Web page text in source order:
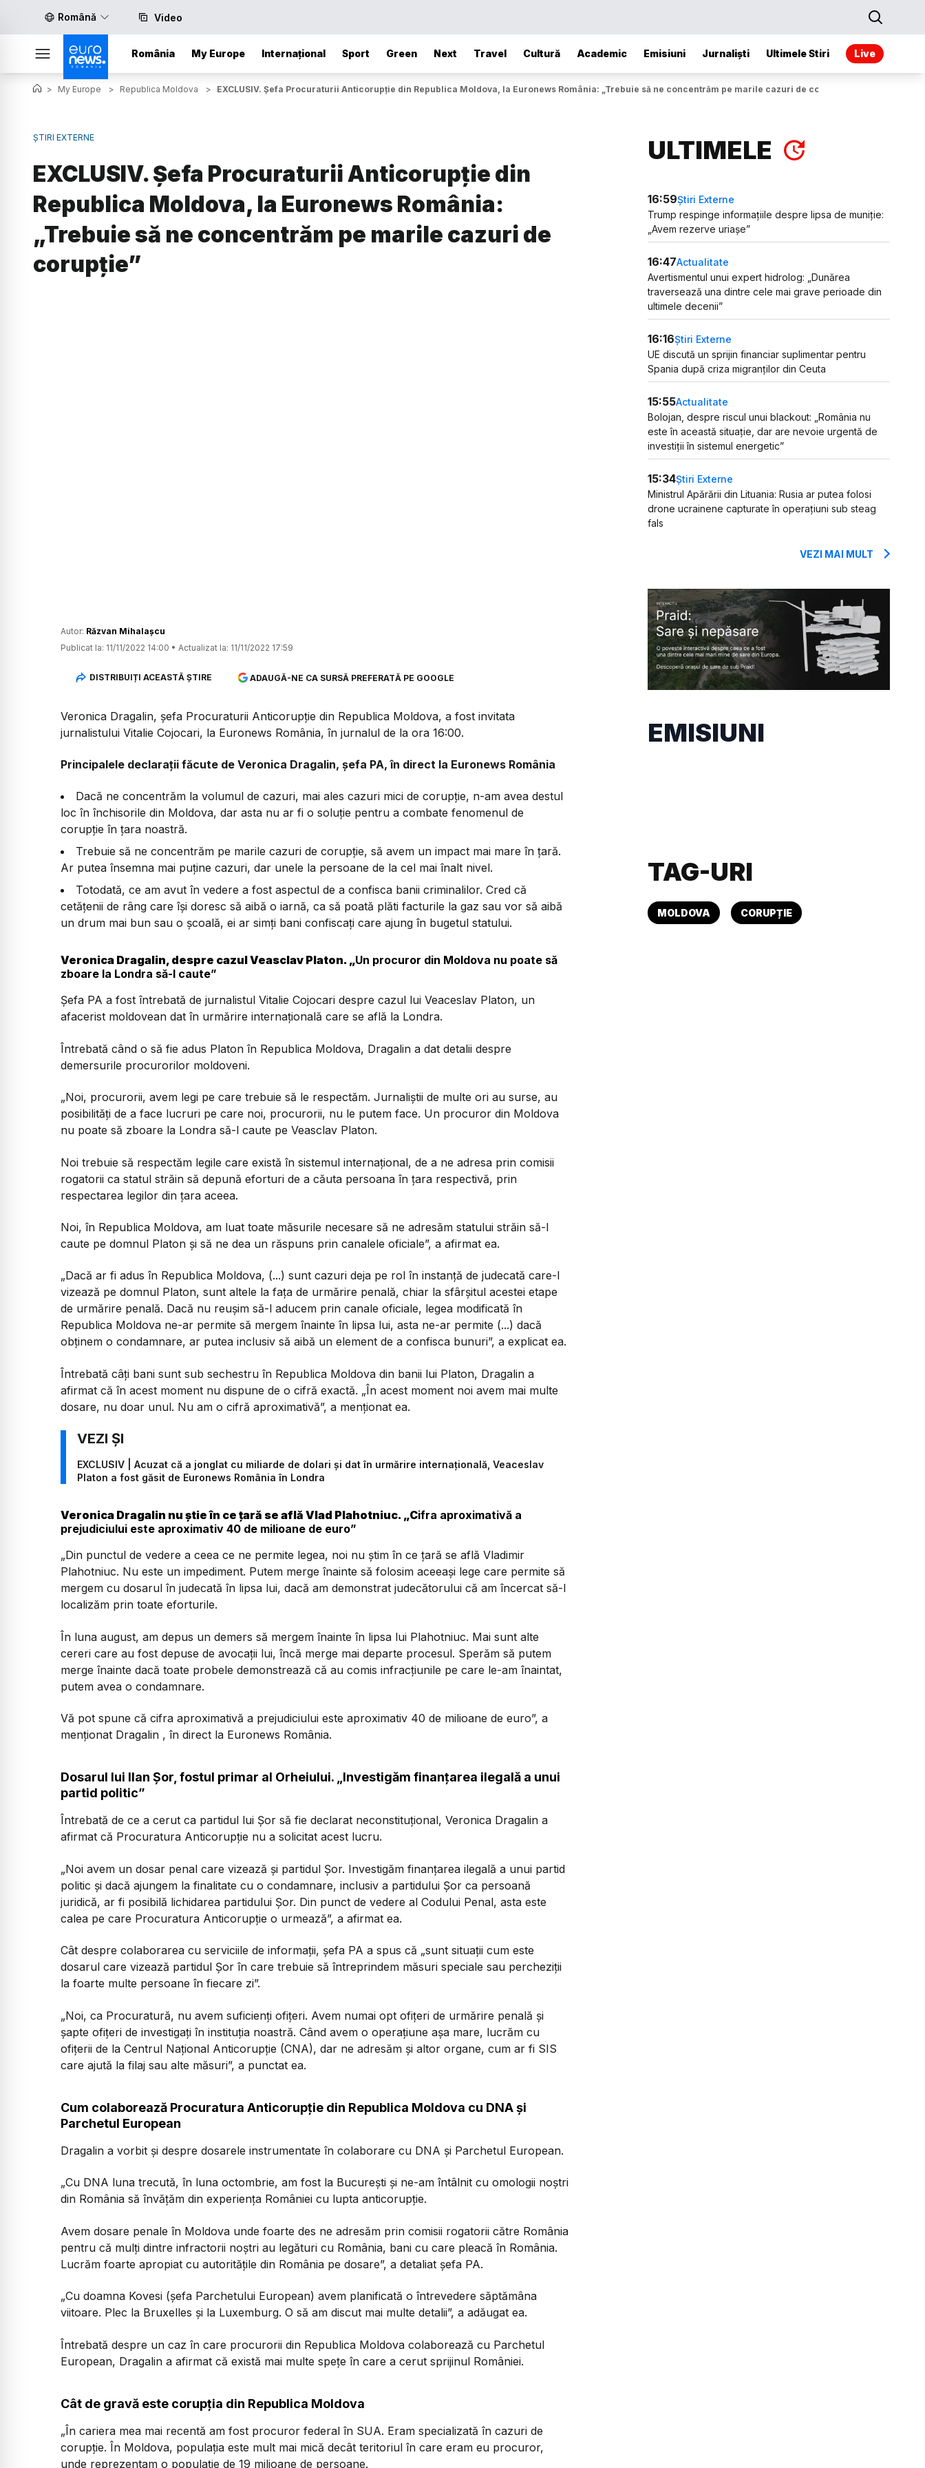
Română Video
România My Europe Internațional Sport Green Next Travel Cultură Academic Emisiuni Jurnaliști Ultimele Stiri Live
> My Europe > Republica Moldova > EXCLUSIV. Șefa Procuraturii Anticorupție din Republica Moldova, la Euronews România: „Trebuie să ne concentrăm pe marile cazuri de corupție”
ȘTIRI EXTERNE
EXCLUSIV. Șefa Procuraturii Anticorupție din
Republica Moldova, la Euronews România:
„Trebuie să ne concentrăm pe marile cazuri de
corupție”
Autor: Răzvan Mihalașcu
Publicat la: 11/11/2022 14:00 • Actualizat la: 11/11/2022 17:59
DISTRIBUIȚI ACEASTĂ ȘTIRE ADAUGĂ-NE CA SURSĂ PREFERATĂ PE GOOGLE
Veronica Dragalin, șefa Procuraturii Anticorupție din Republica Moldova, a fost invitata
jurnalistului Vitalie Cojocari, la Euronews România, în jurnalul de la ora 16:00.
Principalele declarații făcute de Veronica Dragalin, șefa PA, în direct la Euronews România
Dacă ne concentrăm la volumul de cazuri, mai ales cazuri mici de corupție, n-am avea destul
loc în închisorile din Moldova, dar asta nu ar fi o soluție pentru a combate fenomenul de
corupție în țara noastră.
Trebuie să ne concentrăm pe marile cazuri de corupție, să avem un impact mai mare în țară.
Ar putea însemna mai puține cazuri, dar unele la persoane de la cel mai înalt nivel.
Totodată, ce am avut în vedere a fost aspectul de a confisca banii criminalilor. Cred că
cetățenii de râng care își doresc să aibă o iarnă, ca să poată plăti facturile la gaz sau vor să aibă
un drum mai bun sau o școală, ei ar simți bani confiscați care ajung în bugetul statului.
Veronica Dragalin, despre cazul Veasclav Platon. „Un procuror din Moldova nu poate să
zboare la Londra să-l caute”
Șefa PA a fost întrebată de jurnalistul Vitalie Cojocari despre cazul lui Veaceslav Platon, un
afacerist moldovean dat în urmărire internațională care se află la Londra.
Întrebată când o să fie adus Platon în Republica Moldova, Dragalin a dat detalii despre
demersurile procurorilor moldoveni.
„Noi, procurorii, avem legi pe care trebuie să le respectăm. Jurnaliștii de multe ori au surse, au
posibilități de a face lucruri pe care noi, procurorii, nu le putem face. Un procuror din Moldova
nu poate să zboare la Londra să-l caute pe Veasclav Platon.
Noi trebuie să respectăm legile care există în sistemul internațional, de a ne adresa prin comisii
rogatorii ca statul străin să depună eforturi de a căuta persoana în țara respectivă, prin
respectarea legilor din țara aceea.
Noi, în Republica Moldova, am luat toate măsurile necesare să ne adresăm statului străin să-l
caute pe domnul Platon și să ne dea un răspuns prin canalele oficiale”, a afirmat ea.
„Dacă ar fi adus în Republica Moldova, (...) sunt cazuri deja pe rol în instanță de judecată care-l
vizează pe domnul Platon, sunt altele la fața de urmărire penală, chiar la sfârșitul acestei etape
de urmărire penală. Dacă nu reușim să-l aducem prin canale oficiale, legea modificată în
Republica Moldova ne-ar permite să mergem înainte în lipsa lui, asta ne-ar permite (...) dacă
obținem o condamnare, ar putea inclusiv să aibă un element de a confisca bunuri”, a explicat ea.
Întrebată câți bani sunt sub sechestru în Republica Moldova din banii lui Platon, Dragalin a
afirmat că în acest moment nu dispune de o cifră exactă. „În acest moment noi avem mai multe
dosare, nu doar unul. Nu am o cifră aproximativă”, a menționat ea.
EXCLUSIV | Acuzat că a jonglat cu miliarde de dolari și dat în urmărire internațională, Veaceslav
Platon a fost găsit de Euronews România în Londra
Veronica Dragalin nu știe în ce țară se află Vlad Plahotniuc. „Cifra aproximativă a
prejudiciului este aproximativ 40 de milioane de euro”
„Din punctul de vedere a ceea ce ne permite legea, noi nu știm în ce țară se află Vladimir
Plahotniuc. Nu este un impediment. Putem merge înainte să folosim aceeași lege care permite să
mergem cu dosarul în judecată în lipsa lui, dacă am demonstrat judecătorului că am încercat să-l
localizăm prin toate eforturile.
În luna august, am depus un demers să mergem înainte în lipsa lui Plahotniuc. Mai sunt alte
cereri care au fost depuse de avocații lui, încă merge mai departe procesul. Sperăm să putem
merge înainte dacă toate probele demonstrează că au comis infracțiunile pe care le-am înaintat,
putem avea o condamnare.
Vă pot spune că cifra aproximativă a prejudiciului este aproximativ 40 de milioane de euro”, a
menționat Dragalin , în direct la Euronews România.
Dosarul lui Ilan Șor, fostul primar al Orheiului. „Investigăm finanțarea ilegală a unui
partid politic”
Întrebată de ce a cerut ca partidul lui Șor să fie declarat neconstituțional, Veronica Dragalin a
afirmat că Procuratura Anticorupție nu a solicitat acest lucru.
„Noi avem un dosar penal care vizează și partidul Șor. Investigăm finanțarea ilegală a unui partid
politic și dacă ajungem la finalitate cu o condamnare, inclusiv a partidului Șor ca persoană
juridică, ar fi posibilă lichidarea partidului Șor. Din punct de vedere al Codului Penal, asta este
calea pe care Procuratura Anticorupție o urmează”, a afirmat ea.
Cât despre colaborarea cu serviciile de informații, șefa PA a spus că „sunt situații cum este
dosarul care vizează partidul Șor în care trebuie să întreprindem măsuri speciale sau percheziții
la foarte multe persoane în fiecare zi”.
„Noi, ca Procuratură, nu avem suficienți ofițeri. Avem numai opt ofițeri de urmărire penală și
șapte ofițeri de investigați în instituția noastră. Când avem o operațiune așa mare, lucrăm cu
ofițerii de la Centrul Național Anticorupție (CNA), dar ne adresăm și altor organe, cum ar fi SIS
care ajută la filaj sau alte măsuri”, a punctat ea.
Cum colaborează Procuratura Anticorupție din Republica Moldova cu DNA și
Parchetul European
Dragalin a vorbit și despre dosarele instrumentate în colaborare cu DNA și Parchetul European.
„Cu DNA luna trecută, în luna octombrie, am fost la București și ne-am întâlnit cu omologii noștri
din România să învățăm din experiența României cu lupta anticorupție.
Avem dosare penale în Moldova unde foarte des ne adresăm prin comisii rogatorii către România
pentru că mulți dintre infractorii noștri au legături cu România, bani cu care pleacă în România.
Lucrăm foarte apropiat cu autoritățile din România pe dosare”, a detaliat șefa PA.
„Cu doamna Kovesi (șefa Parchetului European) avem planificată o întrevedere săptămâna
viitoare. Plec la Bruxelles și la Luxemburg. O să am discut mai multe detalii”, a adăugat ea.
Întrebată despre un caz în care procurorii din Republica Moldova colaborează cu Parchetul
European, Dragalin a afirmat că există mai multe spețe în care a cerut sprijinul României.
Cât de gravă este corupția din Republica Moldova
„În cariera mea mai recentă am fost procuror federal în SUA. Eram specializată în cazuri de
corupție. În Moldova, populația este mult mai mică decât teritoriul în care eram eu procuror,
unde reprezentam o populație de 19 milioane de persoane.
ULTIMELE
16:59Știri Externe
Trump respinge informațiile despre lipsa de muniție:
„Avem rezerve uriașe”
16:47Actualitate
Avertismentul unui expert hidrolog: „Dunărea
traversează una dintre cele mai grave perioade din
ultimele decenii”
16:16Știri Externe
UE discută un sprijin financiar suplimentar pentru
Spania după criza migranților din Ceuta
15:55Actualitate
Bolojan, despre riscul unui blackout: „România nu
este în această situație, dar are nevoie urgentă de
investiții în sistemul energetic”
15:34Știri Externe
Ministrul Apărării din Lituania: Rusia ar putea folosi
drone ucrainene capturate în operațiuni sub steag
fals
VEZI MAI MULT
EMISIUNI
TAG-URI
MOLDOVA CORUPȚIE